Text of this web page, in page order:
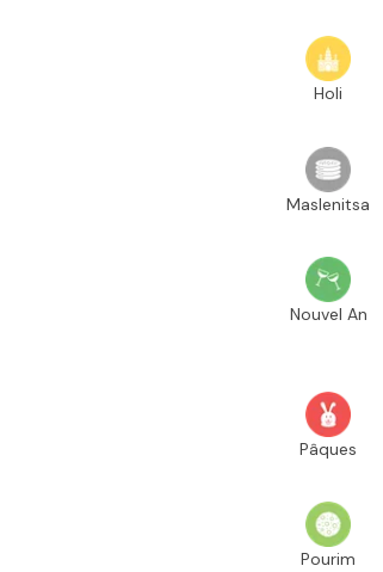
Holi
Maslenitsa
Nouvel An
Pâques
Pourim